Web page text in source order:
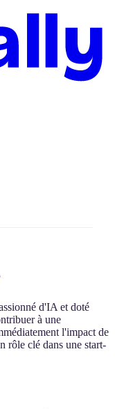
d'IA et doté
à une
l'impact de
rôle clé dans une start-